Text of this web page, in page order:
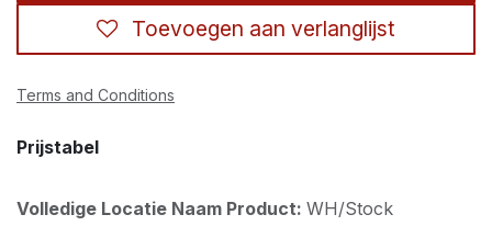
Toevoegen aan verlanglijst
Terms and Conditions
Prijstabel
Volledige Locatie Naam Product: WH/Stock